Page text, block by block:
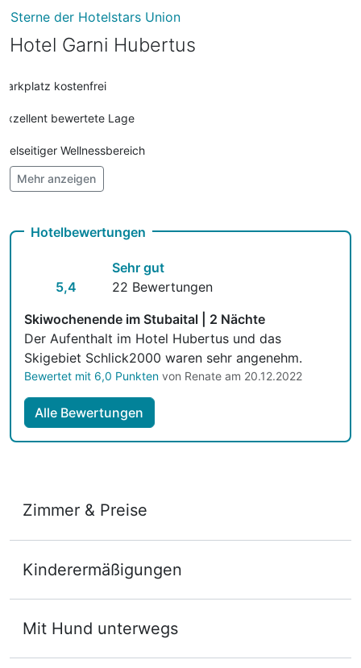
Sterne der Hotelstars Union
Hotel Garni Hubertus
Parkplatz kostenfrei
Exzellent bewertete Lage
Vielseitiger Wellnessbereich
Hunde im Hotel nicht erlaubt
Mehr anzeigen
Hotelbewertungen
5,4
Sehr gut
22 Bewertungen
Skiwochenende im Stubaital | 2 Nächte
Der Aufenthalt im Hotel Hubertus und das
Skigebiet Schlick2000 waren sehr angenehm.
Bewertet mit 6,0 Punkten von Renate am 20.12.2022
Alle Bewertungen
Zimmer & Preise
2 Erwachsene und 1 Kind
Kinderermäßigungen
Mit Hund unterwegs